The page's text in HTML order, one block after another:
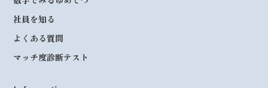
社員を知る
よくある質問
マッチ度診断テスト